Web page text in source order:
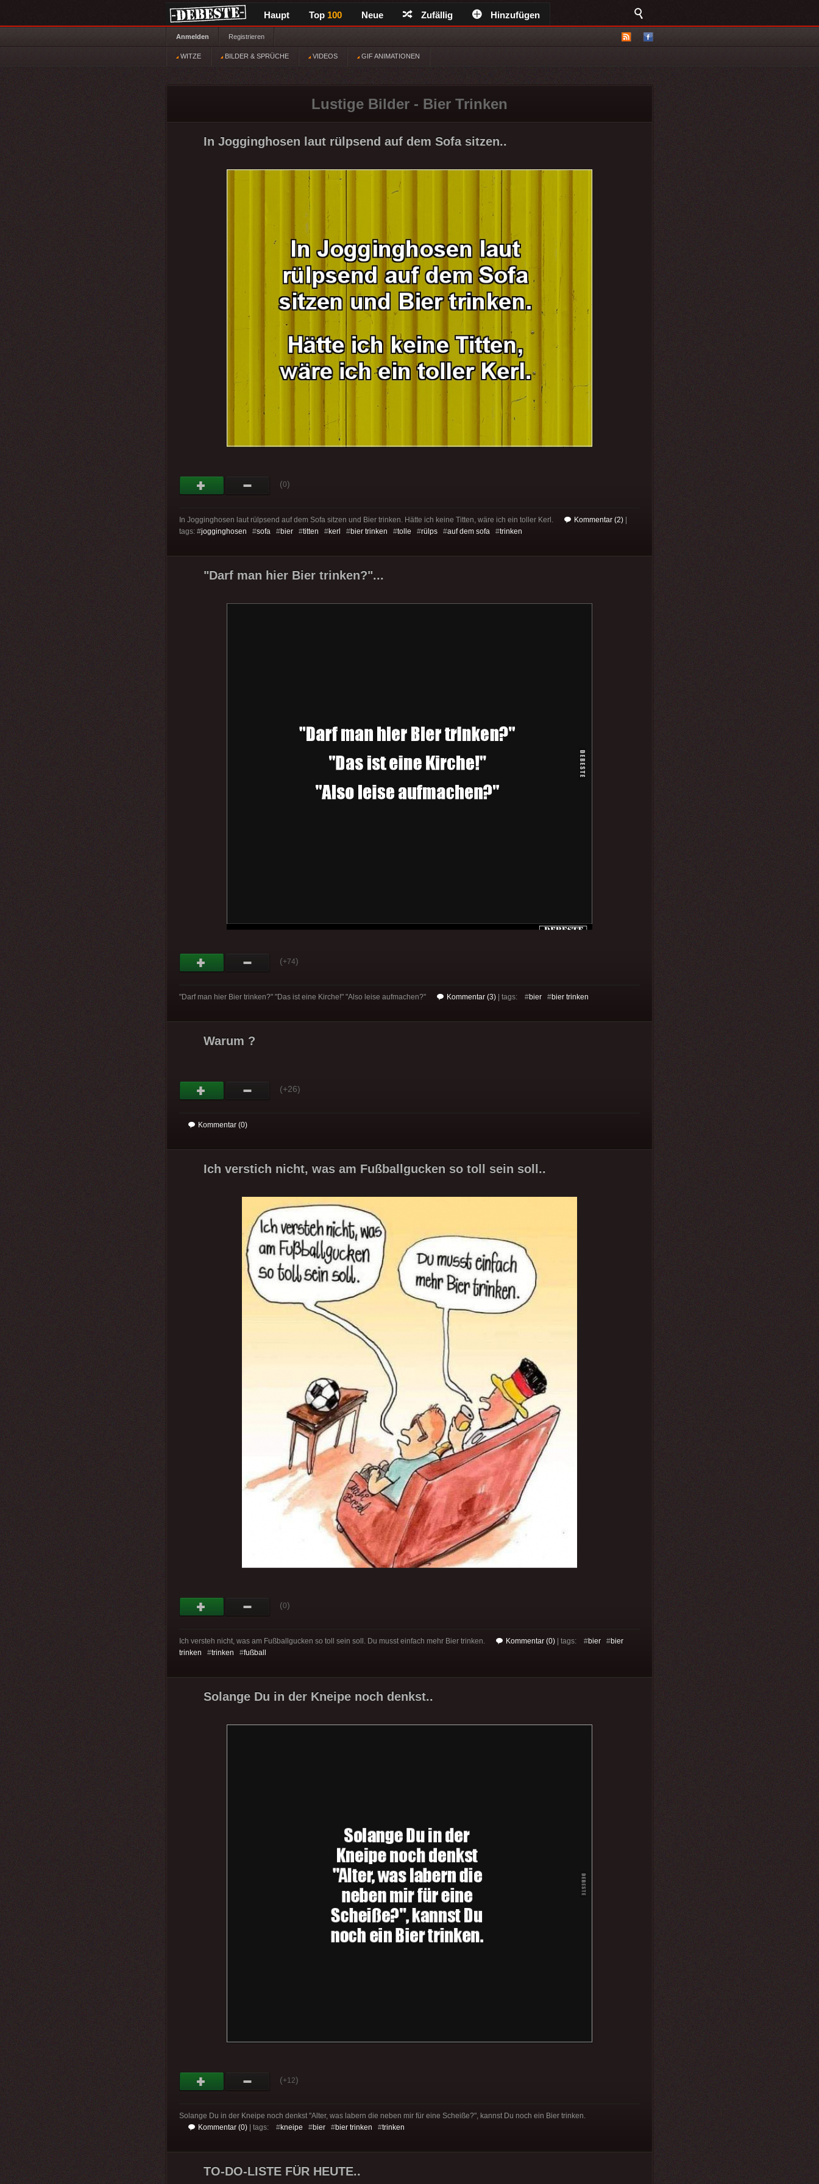
Haupt Top 100 Neue Zufällig Hinzufügen
Anmelden Registrieren
WITZE BILDER & SPRÜCHE VIDEOS GIF ANIMATIONEN
Lustige Bilder - Bier Trinken
In Jogginghosen laut rülpsend auf dem Sofa sitzen..
(0)
In Jogginghosen laut rülpsend auf dem Sofa sitzen und Bier trinken. Hätte ich keine Titten, wäre ich ein toller Kerl. Kommentar (2)
tags: #jogginghosen #sofa #bier #titten #kerl #bier trinken #tolle #rülps #auf dem sofa #trinken
"Darf man hier Bier trinken?"...
(+74)
"Darf man hier Bier trinken?" "Das ist eine Kirche!" "Also leise aufmachen?" Kommentar (3) | tags: #bier #bier trinken
Warum ?
(+26)
Kommentar (0)
Ich verstich nicht, was am Fußballgucken so toll sein soll..
(0)
Ich versteh nicht, was am Fußballgucken so toll sein soll. Du musst einfach mehr Bier trinken. Kommentar (0) | tags: #bier #bier
trinken #trinken #fußball
Solange Du in der Kneipe noch denkst..
(+12)
Solange Du in der Kneipe noch denkst "Alter, was labern die neben mir für eine Scheiße?", kannst Du noch ein Bier trinken.
Kommentar (0) | tags: #kneipe #bier #bier trinken #trinken
TO-DO-LISTE FÜR HEUTE..